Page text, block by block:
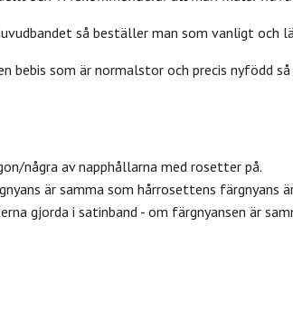
så beställer man som vanligt och
bebis som är normalstor och precis
några av napphållarna med rosetter på.
är samma som hårrosettens färgnyans
gjorda i satinband - om färgnyansen är